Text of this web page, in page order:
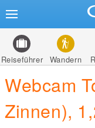
Reiseführer Wandern
Webcam
Zinnen),